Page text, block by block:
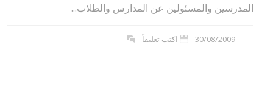
المدرسين والمسئولين عن المدارس والطلاب...
30/08/2009 اكتب تعليقاً